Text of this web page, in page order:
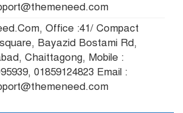
Office :41/ Compact
Bayazid Bostami Rd,
Chaittagong, Mobile :
01859124823 Email :